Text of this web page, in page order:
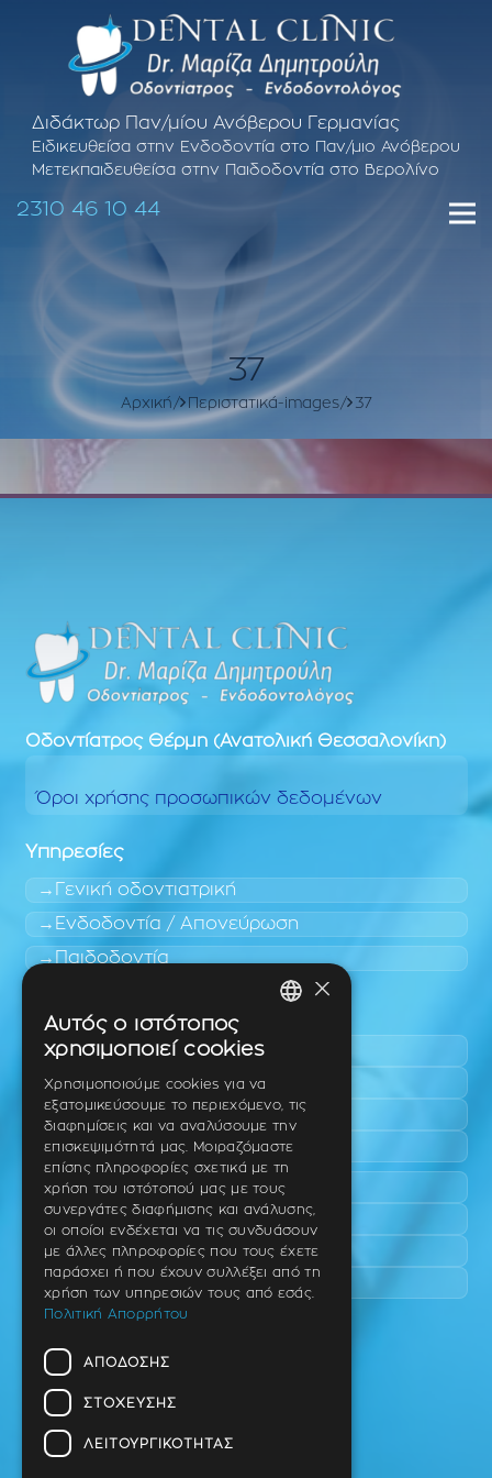
Διδάκτωρ Παν/μίου Ανόβερου Γερμανίας
Ειδικευθείσα στην Ενδοδοντία στο Παν/μιο Ανόβερου
Μετεκπαιδευθείσα στην Παιδοδοντία στο Βερολίνο
2310 46 10 44
37
Αρχική Περιστατικά-images 37
Οδοντίατρος Θέρμη (Ανατολική Θεσσαλονίκη)
Όροι χρήσης προσωπικών δεδομένων
Υπηρεσίες
Γενική οδοντιατρική
Ενδοδοντία / Απονεύρωση
Παιδοδοντία
Πυλαία
Τριάδι
Νέο Ρύσιο
Επανομή
Περαία
Καλαμαριά
Πανόραμα
Χαριλάου
Ταβάκη – Θ. Λίτσα 10 (γωνία),
Θέρμη – Θεσσαλονίκη
T.K 57001
×
Αυτός ο ιστότοπος
χρησιμοποιεί cookies
Χρησιμοποιούμε cookies για να
εξατομικεύσουμε το περιεχόμενο, τις
διαφημίσεις και να αναλύσουμε την
επισκεψιμότητά μας. Μοιραζόμαστε
επίσης πληροφορίες σχετικά με τη
χρήση του ιστότοπού μας με τους
συνεργάτες διαφήμισης και ανάλυσης,
οι οποίοι ενδέχεται να τις συνδυάσουν
με άλλες πληροφορίες που τους έχετε
παράσχει ή που έχουν συλλέξει από τη
χρήση των υπηρεσιών τους από εσάς.
Πολιτική Απορρήτου
ΑΠΌΔΟΣΗΣ
ΣΤΌΧΕΥΣΗΣ
ΛΕΙΤΟΥΡΓΙΚΌΤΗΤΑΣ